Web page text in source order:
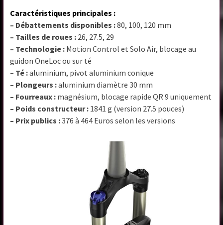
Caractéristiques principales :
– Débattements disponibles :80, 100, 120 mm
– Tailles de roues : 26, 27.5, 29
– Technologie : Motion Control et Solo Air, blocage au
guidon OneLoc ou sur té
– Té :aluminium, pivot aluminium conique
– Plongeurs :aluminium diamètre 30 mm
– Fourreaux : magnésium, blocage rapide QR 9 uniquement
– Poids constructeur : 1841 g (version 27.5 pouces)
– Prix publics :376 à 464 Euros selon les versions